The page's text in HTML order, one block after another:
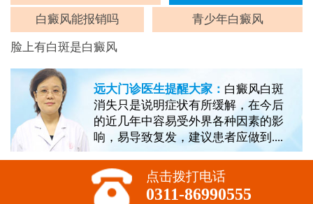
白癜风能报销吗 青少年白癜风
脸上有白斑是白癜风
远大门诊医生提醒大家： 白癜风白斑
消失只是说明症状有所缓解，在今后
的近几年中容易受外界各种因素的影
响，易导致复发，建议患者应做到....
点击拨打电话
0311-86990555